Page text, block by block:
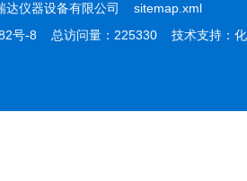
达仪器设备有限公司 sitemap.xml
号-8 总访问量：225330 技术支持： 化